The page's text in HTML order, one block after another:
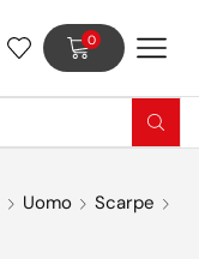
0
Uomo
Scarpe